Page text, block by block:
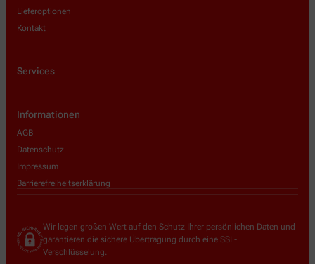
Lieferoptionen
Kontakt
Services
Informationen
AGB
Datenschutz
Impressum
Barrierefreiheitserklärung
Wir legen großen Wert auf den Schutz Ihrer persönlichen Daten und
garantieren die sichere Übertragung durch eine SSL-
Verschlüsselung.